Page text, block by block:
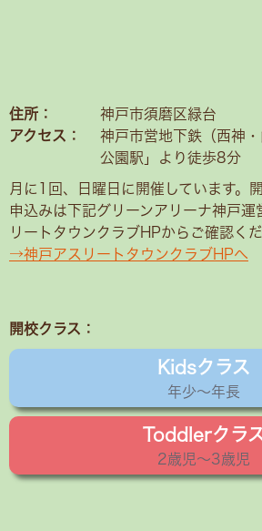
住所：
アクセス：
神戸市須磨区緑台
神戸市営地下鉄（西神
公園駅」より徒歩8分
月に1回、日曜日に開催しています。
申込みは下記グリーンアリーナ神戸運
リートタウンクラブHPからご確認くだ
→神戸アスリートタウンクラブHPへ
開校クラス：
Kidsクラス
年少〜年長
Toddlerクラ
2歳児〜3歳児